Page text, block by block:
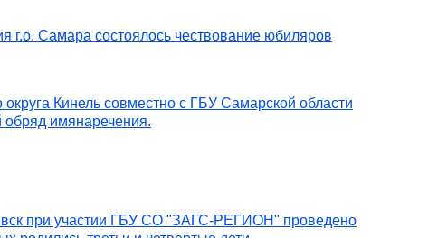
г.о. Самара состоялось чествование юбиляров
Кинель совместно с ГБУ Самарской области
имянаречения.
при участии ГБУ СО "ЗАГС-РЕГИОН" проведено